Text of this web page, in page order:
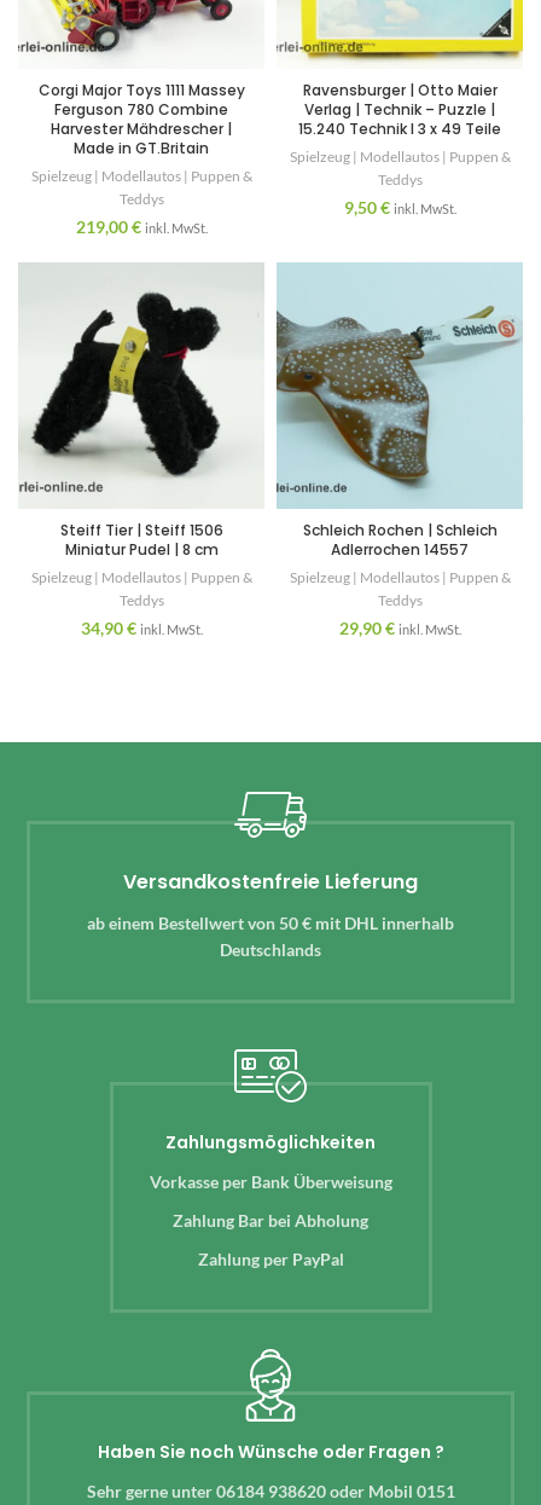
Corgi Major Toys 1111 Massey
Ferguson 780 Combine
Harvester Mähdrescher |
Made in GT.Britain
Spielzeug | Modellautos | Puppen &
Teddys
219,00€ inkl. MwSt.
Ravensburger | Otto Maier
Verlag | Technik – Puzzle |
15.240 Technik I 3 x 49 Teile
Spielzeug | Modellautos | Puppen &
Teddys
9,50€ inkl. MwSt.
Steiff Tier | Steiff 1506
Miniatur Pudel | 8 cm
Spielzeug | Modellautos | Puppen &
Teddys
34,90€ inkl. MwSt.
Schleich Rochen | Schleich
Adlerrochen 14557
Spielzeug | Modellautos | Puppen &
Teddys
29,90€ inkl. MwSt.
Versandkostenfreie Lieferung
ab einem Bestellwert von 50 € mit DHL innerhalb
Deutschlands
Zahlungsmöglichkeiten
Vorkasse per Bank Überweisung
Zahlung Bar bei Abholung
Zahlung per PayPal
Haben Sie noch Wünsche oder Fragen ?
Sehr gerne unter 06184 938620 oder Mobil 0151